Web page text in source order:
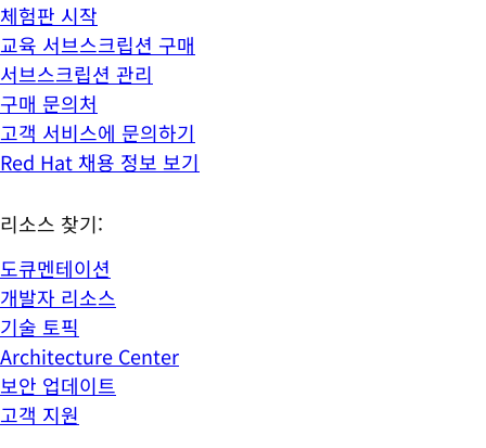
체험판 시작
교육 서브스크립션 구매
서브스크립션 관리
구매 문의처
고객 서비스에 문의하기
Red Hat 채용 정보 보기
리소스 찾기:
도큐멘테이션
개발자 리소스
기술 토픽
Architecture Center
보안 업데이트
고객 지원